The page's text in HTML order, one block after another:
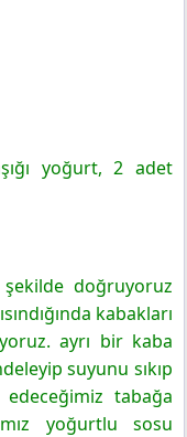
yoğurt, 2 adet
doğruyoruz
kabakları
ayrı bir kaba
suyunu sıkıp
edeceğimiz tabağa
yoğurtlu sosu